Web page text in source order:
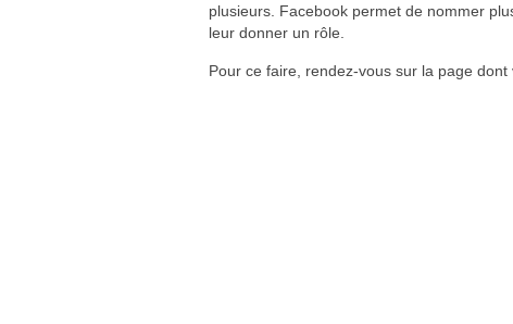
plusieurs. Facebook permet de nommer
leur donner un rôle.
Pour ce faire, rendez-vous sur la page dont